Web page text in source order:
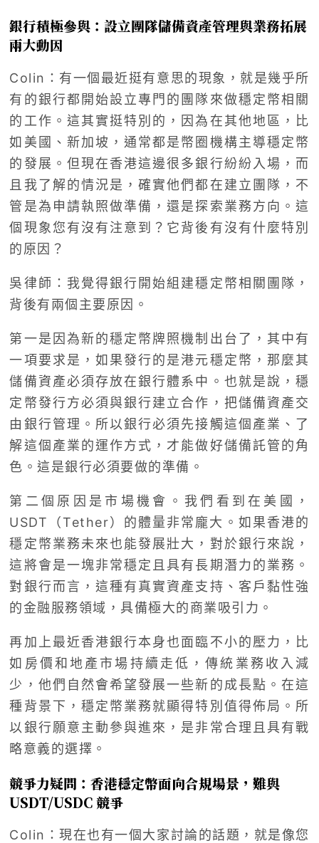
銀行積極參與：設立團隊儲備資產管理與業務拓展
兩大動因
Colin：有一個最近挺有意思的現象，就是幾乎所
有的銀行都開始設立專門的團隊來做穩定幣相關
的工作。這其實挺特別的，因為在其他地區，比
如美國、新加坡，通常都是幣圈機構主導穩定幣
的發展。但現在香港這邊很多銀行紛紛入場，而
且我了解的情況是，確實他們都在建立團隊，不
管是為申請執照做準備，還是探索業務方向。這
個現象您有沒有注意到？它背後有沒有什麼特別
的原因？
吳律師：我覺得銀行開始組建穩定幣相關團隊，
背後有兩個主要原因。
第一是因為新的穩定幣牌照機制出台了，其中有
一項要求是，如果發行的是港元穩定幣，那麼其
儲備資產必須存放在銀行體系中。也就是說，穩
定幣發行方必須與銀行建立合作，把儲備資產交
由銀行管理。所以銀行必須先接觸這個產業、了
解這個產業的運作方式，才能做好儲備託管的角
色。這是銀行必須要做的準備。
第二個原因是市場機會。我們看到在美國，
USDT（Tether）的體量非常龐大。如果香港的
穩定幣業務未來也能發展壯大，對於銀行來說，
這將會是一塊非常穩定且具有長期潛力的業務。
對銀行而言，這種有真實資產支持、客戶黏性強
的金融服務領域，具備極大的商業吸引力。
再加上最近香港銀行本身也面臨不小的壓力，比
如房價和地產市場持續走低，傳統業務收入減
少，他們自然會希望發展一些新的成長點。在這
種背景下，穩定幣業務就顯得特別值得佈局。所
以銀行願意主動參與進來，是非常合理且具有戰
略意義的選擇。
競爭力疑問：香港穩定幣面向合規場景，難與
USDT/USDC 競爭
Colin：現在也有一個大家討論的話題，就是像您